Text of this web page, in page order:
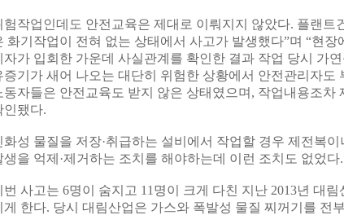
험작업인데도 안전교육은 제대로 이뤄지지 않았다. 플랜트
화기작업이 전혀 없는 상태에서 사고가 발생했다”며 “현
자가 입회한 가운데 사실관계를 확인한 결과 작업 당시 가
증기가 새어 나오는 대단히 위험한 상황에서 안전관리자도
동자들은 안전교육도 받지 않은 상태였으며, 작업내용조차
인됐다.
화성 물질을 저장·취급하는 설비에서 작업할 경우 제전복
생을 억제·제거하는 조치를 해야하는데 이런 조치도 없었다.
번 사고는 6명이 숨지고 11명이 크게 다친 지난 2013년 대
게 한다. 당시 대림산업은 가스와 폭발성 물질 찌꺼기를 전